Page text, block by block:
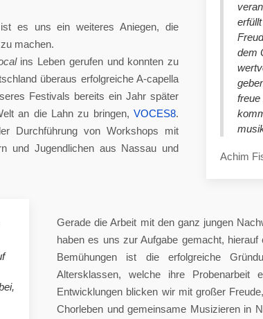
dem
freue
Achim
es uns ein weiteres Aniegen, die
machen.
ins Leben gerufen und konnten zu
überaus erfolgreiche A-capella
Festivals bereits ein Jahr später
an die Lahn zu bringen, VOCES8.
Durchführung von Workshops mit
und Jugendlichen aus Nassau und
Gerade die Arbeit mit den ganz jungen
haben es uns zur Aufgabe gemacht,
Bemühungen ist die erfolgreiche
Altersklassen, welche ihre Probenarbeit
Entwicklungen blicken wir mit großer
Chorleben und gemeinsame Musizieren in